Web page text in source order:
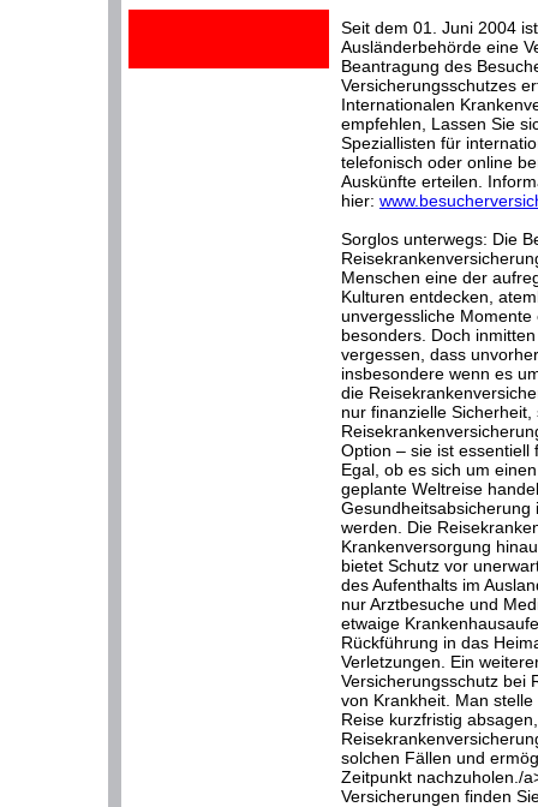
Seit dem 01. Juni 2004
Ausländerbehörde eine
Beantragung des
Versicherungsschutzes
Internationalen
empfehlen, Lassen Sie
Speziallisten für
telefonisch oder online
Auskünfte erteilen.
hier:
Sorglos unterwegs: Die
Menschen eine der
Kulturen entdecken,
unvergessliche
besonders. Doch
vergessen, dass
insbesondere wenn es
die
nur finanzielle
Option – sie ist
Egal, ob es sich um
geplante Weltreise
Gesundheitsabsicherung
werden. Die
Krankenversorgung
bietet Schutz vor
des Aufenthalts im
nur Arztbesuche und
etwaige
Rückführung in das
Verletzungen. Ein
Versicherungsschutz bei
von Krankheit. Man
Reise kurzfristig
solchen Fällen und
Zeitpunkt nachzuholen./
Versicherungen finden